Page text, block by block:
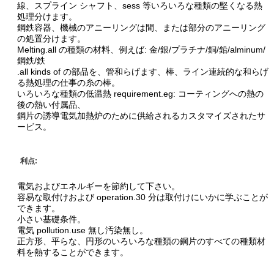
線、スプライン シャフト、sess 等いろいろな種類の堅くなる熱
処理分けます。
鋼鉄容器、機械のアニーリングは間、または部分のアニーリング
の処置分けます。
Melting.all の種類の材料、例えば: 金/銀/プラチナ/銅/鉛/alminum/
鋼鉄/鉄
.all kinds of の部品を、管和らげます、棒、ライン連続的な和らげ
る熱処理の仕事の糸の棒。
いろいろな種類の低温熱 requirement.eg: コーティングへの熱の
後の熱い付属品、
鋼片の誘導電気加熱炉のために供給されるカスタマイズされたサ
ービス。
利点:
電気およびエネルギーを節約して下さい。
容易な取付けおよび operation.30 分は取付けにいかに学ぶことが
できます。
小さい基礎条件。
電気 pollution.use 無し汚染無し。
正方形、平らな、円形のいろいろな種類の鋼片のすべての種類材
料を熱することができます。